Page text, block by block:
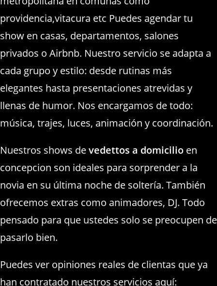
providencia,vitacura etc Puedes agendar tu
show en casas, departamentos, salones
privados o Airbnb. Nuestro servicio se adapta a
cada grupo y estilo: desde rutinas más
elegantes hasta presentaciones atrevidas y
llenas de humor. Nos encargamos de todo:
música, trajes, luces, animación y coordinación.
Nuestros shows devedettos a domicilio en
concepcion son ideales para sorprender a la
novia en su última noche de soltería. También
ofrecemos extras como animadores, DJ. Todo
pensado para que ustedes solo se preocupen de
pasarlo bien.
Puedes ver opiniones reales de clientas que ya
han contratado nuestros servicios aquí: